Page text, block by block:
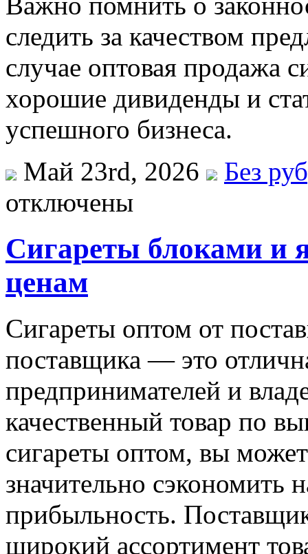
следить за качеством
случае оптовая продажа
хорошие дивиденды и
успешного бизнеса.
Май 23rd, 2026
Без
отключены
Сигареты блоками
ценам
Сигареты оптом от
поставщика — это
предпринимателей и
качественный товар по
сигареты оптом, вы
значительно сэкономить
прибыльность.
широкий ассортимент